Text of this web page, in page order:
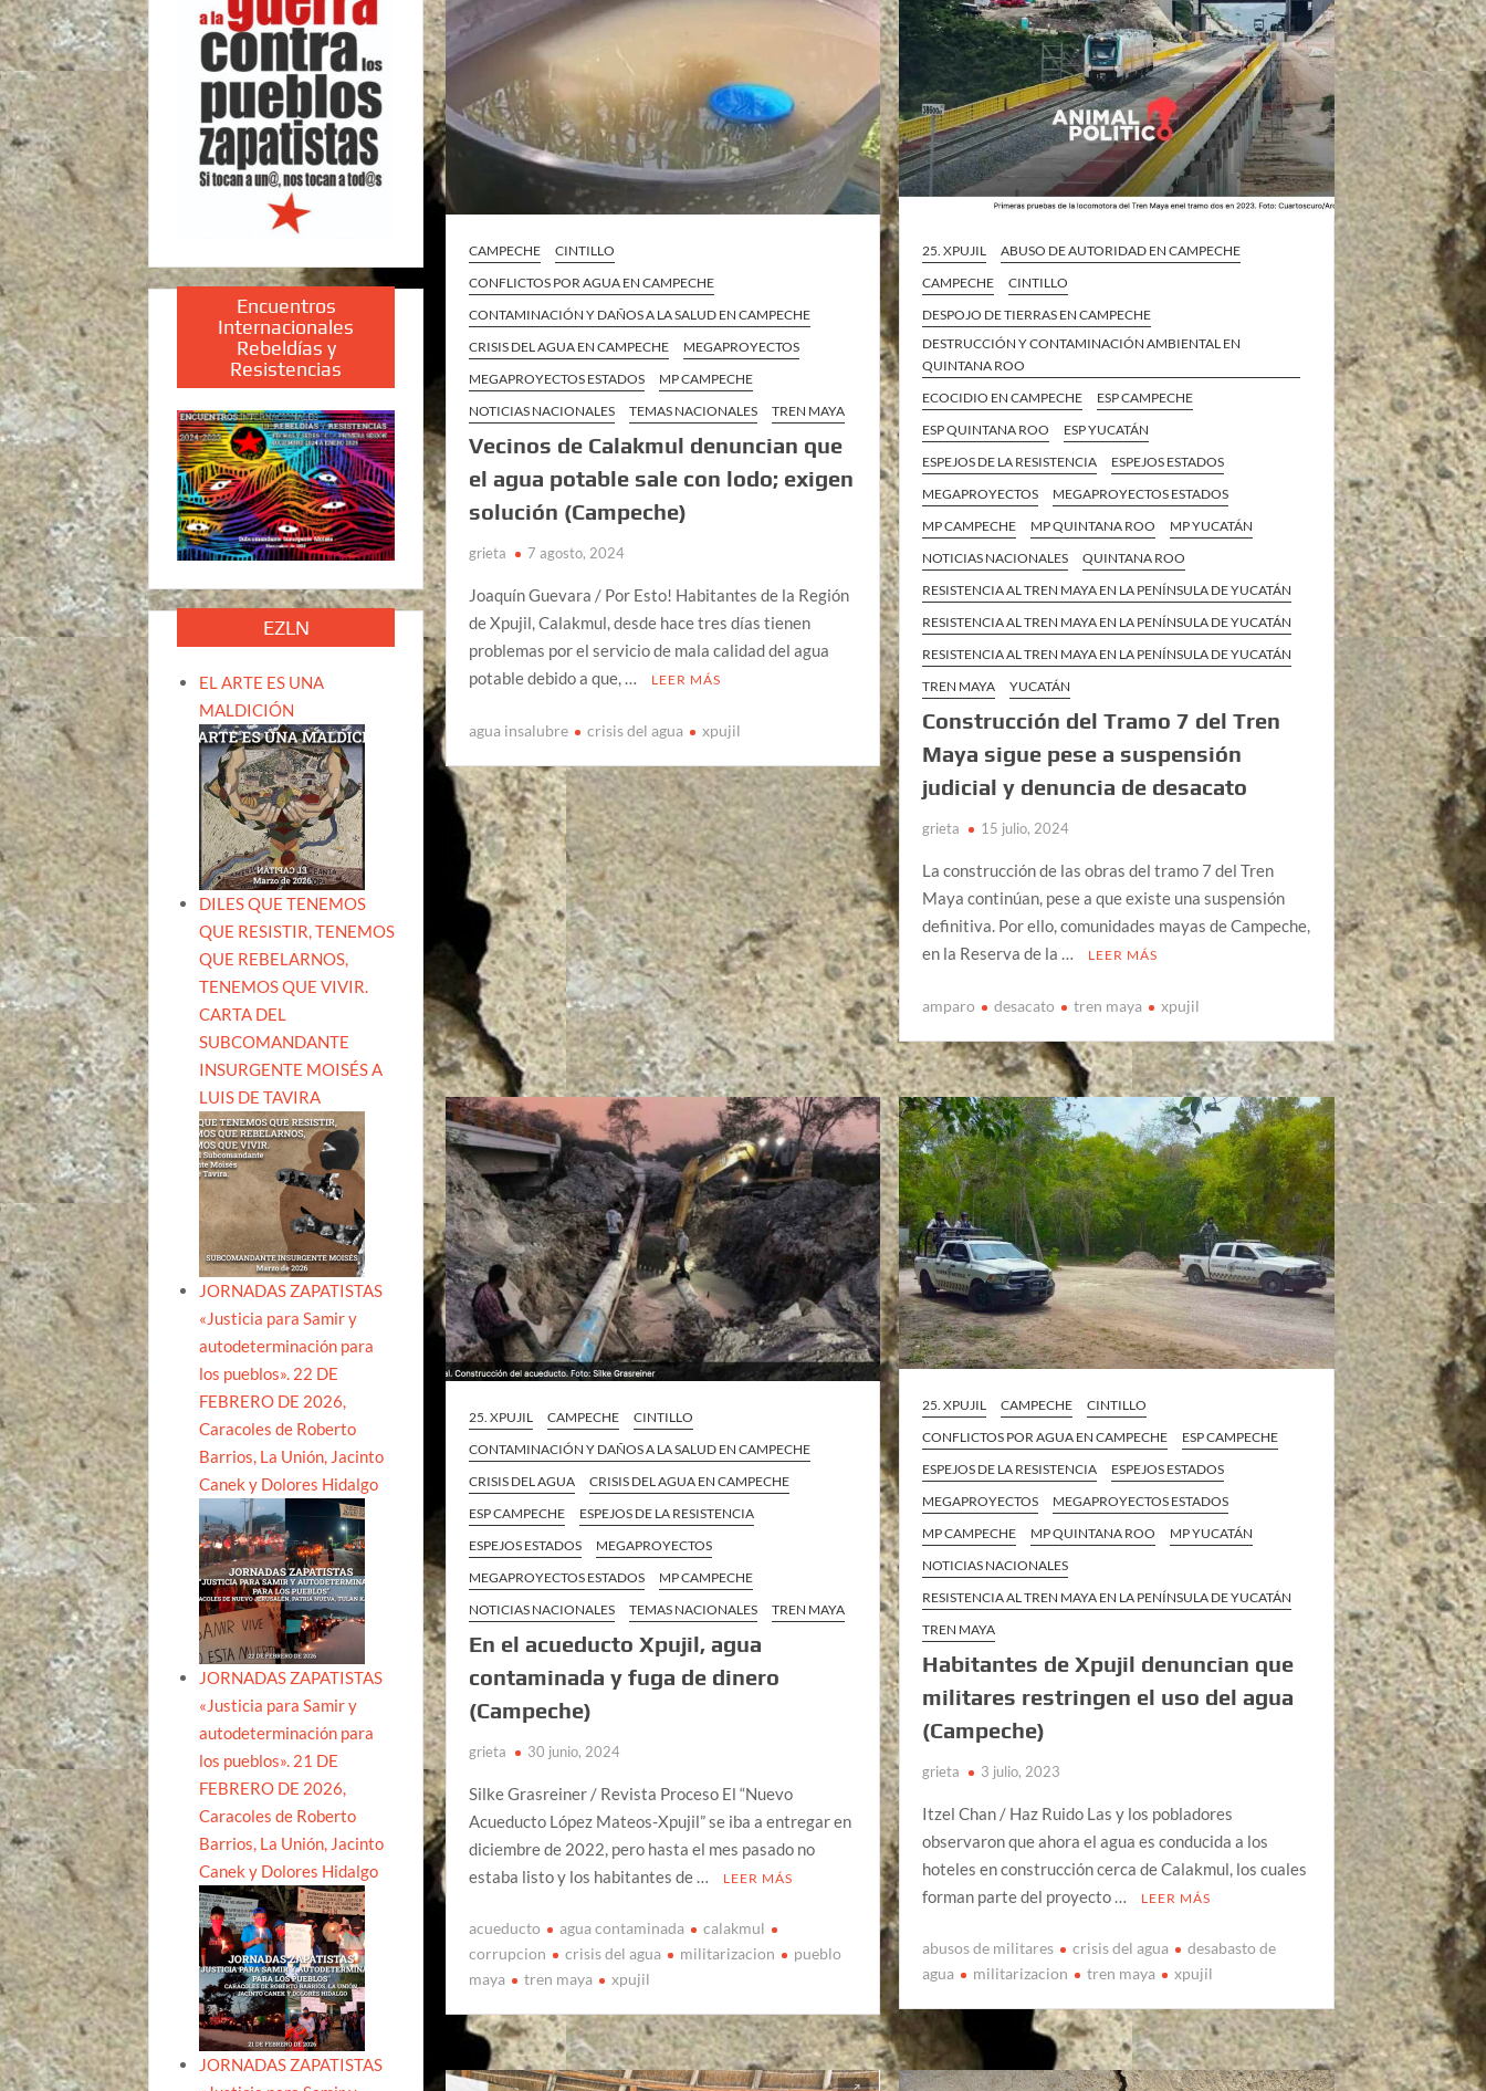
CAMPECHE
CINTILLO
CONFLICTOS POR AGUA EN CAMPECHE
CONTAMINACIÓN Y DAÑOS A LA SALUD EN CAMPECHE
CRISIS DEL AGUA EN CAMPECHE
MEGAPROYECTOS
MEGAPROYECTOS ESTADOS
MP CAMPECHE
NOTICIAS NACIONALES
TEMAS NACIONALES TREN MAYA
Vecinos de Calakmul denuncian que
el agua potable sale con lodo; exigen
solución (Campeche)
grieta 7 agosto, 2024
Joaquín Guevara / Por Esto! Habitantes de la Región
de Xpujil, Calakmul, desde hace tres días tienen
problemas por el servicio de mala calidad del agua
potable debido a que, …
LEER MÁS
agua insalubre crisis del agua xpujil
25. XPUJIL
ABUSO DE AUTORIDAD EN CAMPECHE
CAMPECHE
CINTILLO
DESPOJO DE TIERRAS EN CAMPECHE
DESTRUCCIÓN Y CONTAMINACIÓN AMBIENTAL EN
QUINTANA ROO
ECOCIDIO EN CAMPECHE
ESP CAMPECHE
ESP QUINTANA ROO
ESP YUCATÁN
ESPEJOS DE LA RESISTENCIA
ESPEJOS ESTADOS
MEGAPROYECTOS
MEGAPROYECTOS ESTADOS
MP CAMPECHE
MP QUINTANA ROO
MP YUCATÁN
NOTICIAS NACIONALES
QUINTANA ROO
RESISTENCIA AL TREN MAYA EN LA PENÍNSULA DE YUCATÁN
RESISTENCIA AL TREN MAYA EN LA PENÍNSULA DE YUCATÁN
RESISTENCIA AL TREN MAYA EN LA PENÍNSULA DE YUCATÁN
TREN MAYA
YUCATÁN
Construcción del Tramo 7 del Tren
Maya sigue pese a suspensión
judicial y denuncia de desacato
grieta 15 julio, 2024
La construcción de las obras del tramo 7 del Tren
Maya continúan, pese a que existe una suspensión
definitiva. Por ello, comunidades mayas de Campeche,
en la Reserva de la …
LEER MÁS
amparo desacato tren maya xpujil
25. XPUJIL CAMPECHE
CINTILLO
CONTAMINACIÓN Y DAÑOS A LA SALUD EN CAMPECHE
CRISIS DEL AGUA
CRISIS DEL AGUA EN CAMPECHE
ESP CAMPECHE
ESPEJOS DE LA RESISTENCIA
ESPEJOS ESTADOS
MEGAPROYECTOS
MEGAPROYECTOS ESTADOS
MP CAMPECHE
NOTICIAS NACIONALES
TEMAS NACIONALES TREN MAYA
En el acueducto Xpujil, agua
contaminada y fuga de dinero
(Campeche)
grieta 30 junio, 2024
Silke Grasreiner / Revista Proceso El “Nuevo
Acueducto López Mateos-Xpujil” se iba a entregar en
diciembre de 2022, pero hasta el mes pasado no
estaba listo y los habitantes de …
LEER MÁS
acueducto agua contaminada
calakmul
corrupcion
crisis del agua militarizacion
pueblo
maya
tren maya xpujil
25. XPUJIL CAMPECHE
CINTILLO
CONFLICTOS POR AGUA EN CAMPECHE
ESP CAMPECHE
ESPEJOS DE LA RESISTENCIA
ESPEJOS ESTADOS
MEGAPROYECTOS
MEGAPROYECTOS ESTADOS
MP CAMPECHE
MP QUINTANA ROO
MP YUCATÁN
NOTICIAS NACIONALES
RESISTENCIA AL TREN MAYA EN LA PENÍNSULA DE YUCATÁN
TREN MAYA
Habitantes de Xpujil denuncian que
militares restringen el uso del agua
(Campeche)
grieta 3 julio, 2023
Itzel Chan / Haz Ruido Las y los pobladores
observaron que ahora el agua es conducida a los
hoteles en construcción cerca de Calakmul, los cuales
forman parte del proyecto …
LEER MÁS
abusos de militares crisis del agua
desabasto de
agua
militarizacion tren maya xpujil
Encuentros
Internacionales
Rebeldías y
Resistencias
EZLN
EL ARTE ES UNA
MALDICIÓN
DILES QUE TENEMOS
QUE RESISTIR, TENEMOS
QUE REBELARNOS,
TENEMOS QUE VIVIR.
CARTA DEL
SUBCOMANDANTE
INSURGENTE MOISÉS A
LUIS DE TAVIRA
JORNADAS ZAPATISTAS
«Justicia para Samir y
autodeterminación para
los pueblos». 22 DE
FEBRERO DE 2026,
Caracoles de Roberto
Barrios, La Unión, Jacinto
Canek y Dolores Hidalgo
JORNADAS ZAPATISTAS
«Justicia para Samir y
autodeterminación para
los pueblos». 21 DE
FEBRERO DE 2026,
Caracoles de Roberto
Barrios, La Unión, Jacinto
Canek y Dolores Hidalgo
JORNADAS ZAPATISTAS